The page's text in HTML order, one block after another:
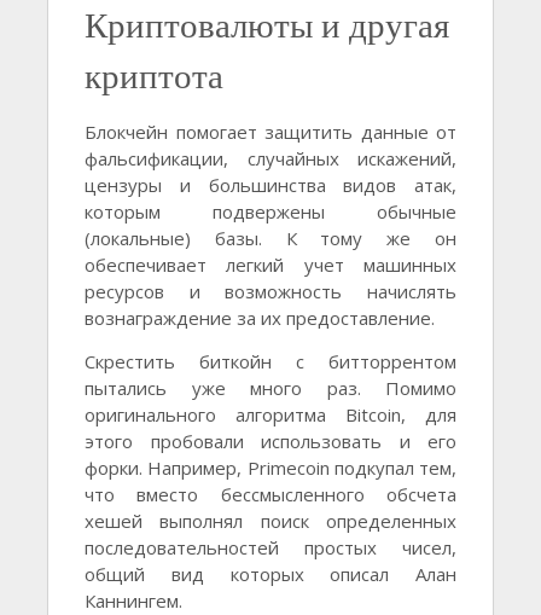
Криптовалюты и другая
криптота
Блокчейн помогает защитить данные от
фальсификации, случайных искажений,
цензуры и большинства видов атак,
которым подвержены обычные
(локальные) базы. К тому же он
обеспечивает легкий учет машинных
ресурсов и возможность начислять
вознаграждение за их предоставление.
Скрестить биткойн с битторрентом
пытались уже много раз. Помимо
оригинального алгоритма Bitcoin, для
этого пробовали использовать и его
форки. Например, Primecoin подкупал тем,
что вместо бессмысленного обсчета
хешей выполнял поиск определенных
последовательностей простых чисел,
общий вид которых описал Алан
Каннингем.